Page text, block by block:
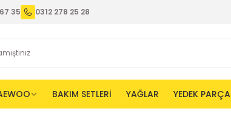
35 0312 278 25 28
BAKIM SETLERİ YAĞLAR YEDEK PARÇA